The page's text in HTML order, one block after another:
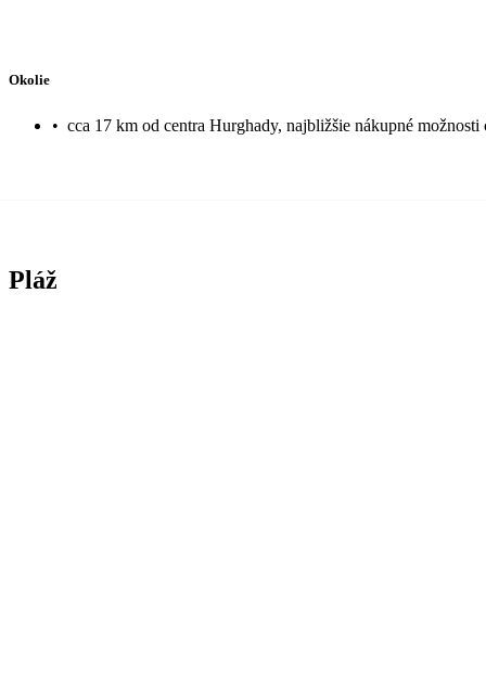
Okolie
• cca 17 km od centra Hurghady, najbližšie nákupné možnosti
Pláž